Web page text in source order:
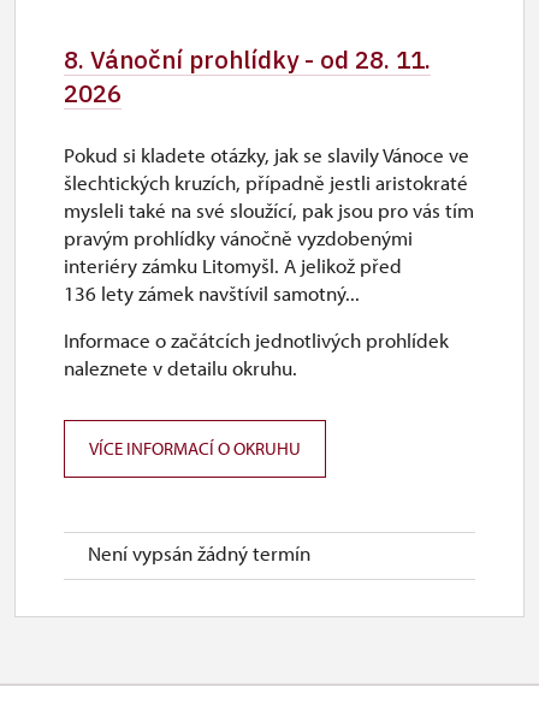
8. Vánoční prohlídky - od 28. 11.
2026
Není vypsán žádný termín
Pokud si kladete otázky, jak se slavily Vánoce ve
šlechtických kruzích, případně jestli aristokraté
mysleli také na své sloužící, pak jsou pro vás tím
pravým prohlídky vánočně vyzdobenými
interiéry zámku Litomyšl. A jelikož před
136 lety zámek navštívil samotný...
Informace o začátcích jednotlivých prohlídek
naleznete v detailu okruhu.
VÍCE INFORMACÍ O OKRUHU